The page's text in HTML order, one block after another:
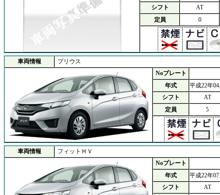
シフト
AT
定員
0
車両情報
プリウス
Noプレート
年式
平成22年
シフト
AT
定員
5
車両情報
フィットＨＶ
Noプレート
年式
平成22年
シフト
AT